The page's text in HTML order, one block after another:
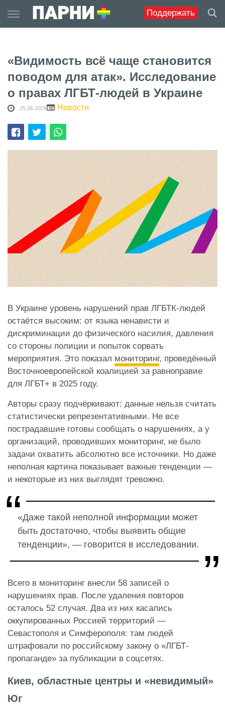
Поддержать
to
content
«Видимость всё чаще становится
поводом для атак». Исследование
о правах ЛГБТ-людей в Украине
25.06.2026 Новости
В Украине уровень нарушений прав ЛГБТК-людей
остаётся высоким: от языка ненависти и
дискриминации до физического насилия, давления
со стороны полиции и попыток сорвать
мероприятия. Это показал мониторинг, проведённый
Восточноевропейской коалицией за равноправие
для ЛГБТ+ в 2025 году.
Авторы сразу подчёркивают: данные нельзя считать
статистически репрезентативными. Не все
пострадавшие готовы сообщать о нарушениях, а у
организаций, проводивших мониторинг, не было
задачи охватить абсолютно все источники. Но даже
неполная картина показывает важные тенденции —
и некоторые из них выглядят тревожно.
«Даже такой неполной информации может
быть достаточно, чтобы выявить общие
тенденции», — говорится в исследовании.
Всего в мониторинг внесли 58 записей о
нарушениях прав. После удаления повторов
осталось 52 случая. Два из них касались
оккупированных Россией территорий —
Севастополя и Симферополя: там людей
штрафовали по российскому закону о «ЛГБТ-
пропаганде» за публикации в соцсетях.
Киев, областные центры и «невидимый»
Юг